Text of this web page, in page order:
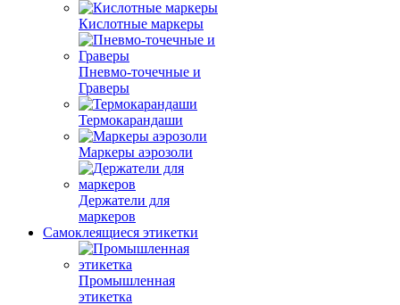
Кислотные маркеры
Пневмо-точечные и
Граверы
Термокарандаши
Маркеры аэрозоли
Держатели для
маркеров
Самоклеящиеся этикетки
Промышленная
этикетка